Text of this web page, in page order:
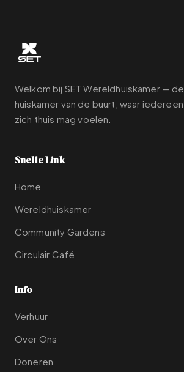
Welkom bij SET Wereldhuiskamer — de
huiskamer van de buurt, waar iedereen
zich thuis mag voelen.
Snelle Link
Home
Wereldhuiskamer
Community Gardens
Circulair Café
Info
Verhuur
Over Ons
Doneren